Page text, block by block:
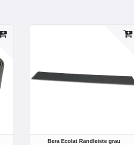
Bera Ecolat Randleiste grau